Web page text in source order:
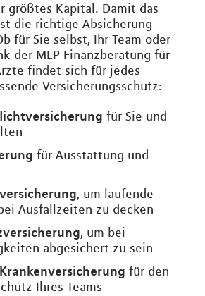
größtes Kapital. Damit das
die richtige Absicherung
für Sie selbst, Ihr Team oder
der MLP Finanzberatung für
findet sich für jedes
Versicherungsschutz:
für Sie und
für Ausstattung und
, um laufende
Ausfallzeiten zu decken
, um bei
abgesichert zu sein
für den
Ihres Teams